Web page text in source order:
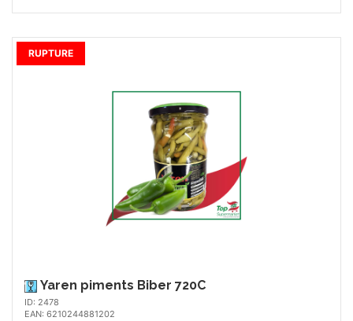
Yaren piments Biber 720C
ID: 2478
EAN: 6210244881202
RUPTURE